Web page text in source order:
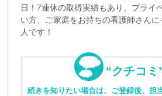
日！7連休の取得実績もあり、プライ
い方、ご家庭をお持ちの看護師さん
人です！
“クチコミ
続きを知りたい場合は、ご登録後、担